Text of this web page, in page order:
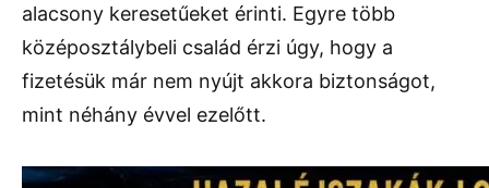
alacsony keresetűeket érinti. Egyre több
középosztálybeli család érzi úgy, hogy a
fizetésük már nem nyújt akkora biztonságot,
mint néhány évvel ezelőtt.